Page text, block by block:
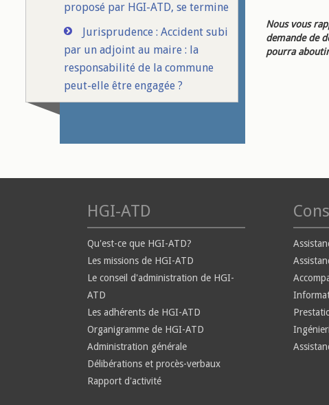
proposé par HGI-ATD, se termine
Jurisprudence : Accident subi
par un adjoint au maire : la
responsabilité de la commune
peut-elle être engagée ?
Nous vous
demande de
pourra
HGI-ATD
Qu'est-ce que HGI-ATD?
Les missions de HGI-ATD
Le conseil d'administration de HGI-
ATD
Les adhérents de HGI-ATD
Organigramme de HGI-ATD
Administration générale
Délibérations et procès-verbaux
Rapport d'activité